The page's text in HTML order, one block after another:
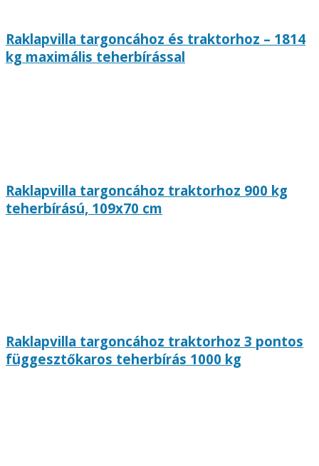
Raklapvilla targoncához és traktorhoz – 1814
kg maximális teherbírással
Raklapvilla targoncához traktorhoz 900 kg
teherbírású, 109x70 cm
Raklapvilla targoncához traktorhoz 3 pontos
függesztőkaros teherbírás 1000 kg